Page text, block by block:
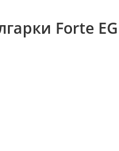
Forte EG